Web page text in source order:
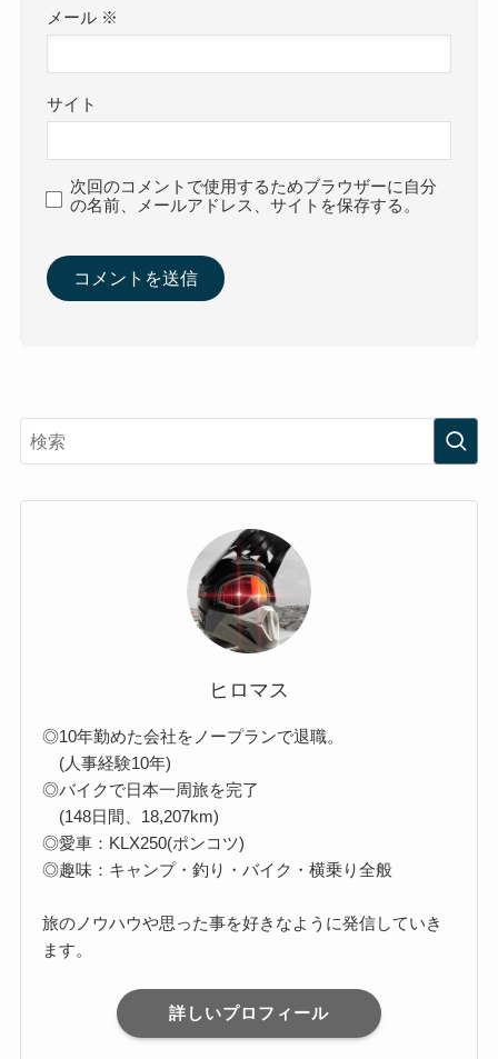
メール ※
サイト
次回のコメントで使用するためブラウザーに自分
の名前、メールアドレス、サイトを保存する。
ヒロマス
◎10年勤めた会社をノープランで退職。
(人事経験10年)
◎バイクで日本一周旅を完了
(148日間、18,207km)
◎愛車：KLX250(ポンコツ)
◎趣味：キャンプ・釣り・バイク・横乗り全般
旅のノウハウや思った事を好きなように発信していき
ます。
詳しいプロフィール